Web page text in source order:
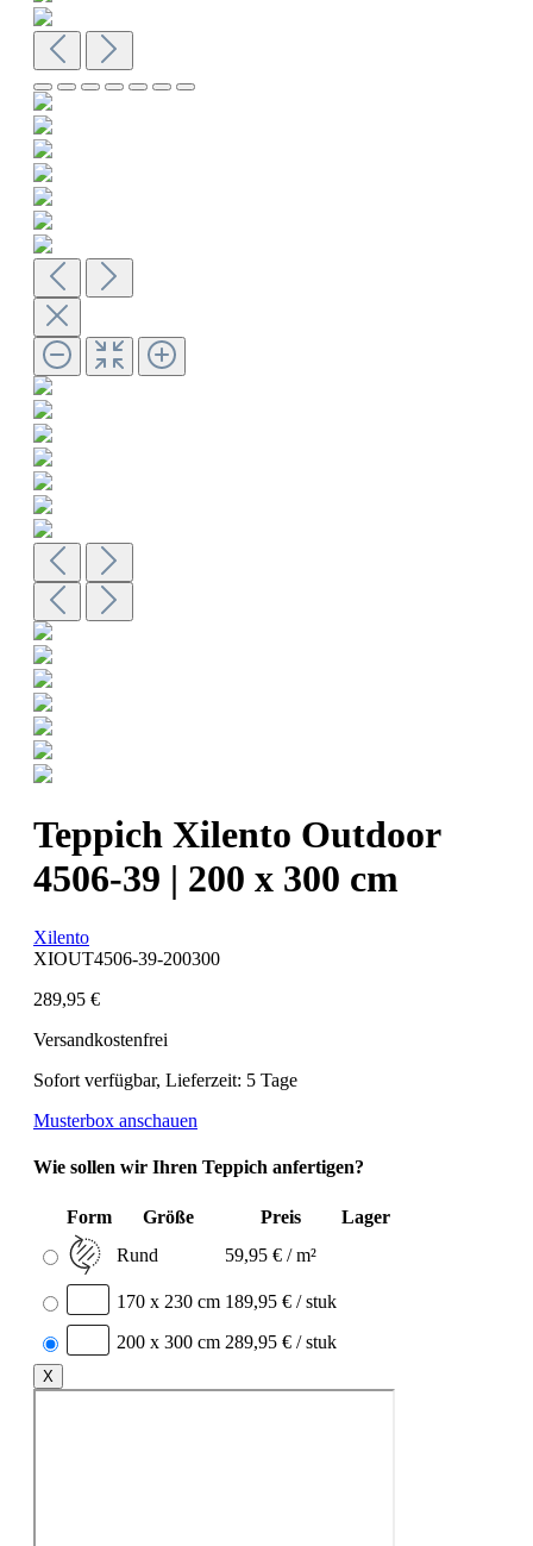
Teppich Xilento Outdoor
4506-39 | 200 x 300 cm
Xilento
XIOUT4506-39-200300
289,95 €
Versandkostenfrei
Sofort verfügbar, Lieferzeit: 5 Tage
Musterbox anschauen
Wie sollen wir Ihren Teppich anfertigen?
Form Größe Preis
Lager
Rund
59,95 € / m²
170 x 230 cm 189,95 € / stuk
200 x 300 cm 289,95 € / stuk
X